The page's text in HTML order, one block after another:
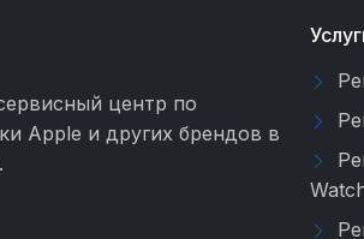
центр по
Apple и других брендов в